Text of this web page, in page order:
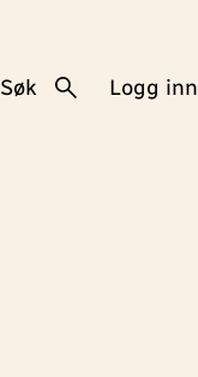
Søk Logg inn